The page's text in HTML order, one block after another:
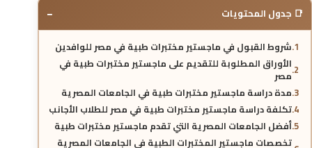
📑 جدول المحتويات −
شروط القبول في ماجستير مختبرات طبية في مصر للوافدين
الأوراق المطلوبة للتقديم على ماجستير مختبرات طبية في
مصر
مدة دراسة ماجستير مختبرات طبية في الجامعات المصرية
تكلفة دراسة ماجستير مختبرات طبية في مصر للطلاب الأجانب
أفضل الجامعات المصرية التي تقدم ماجستير مختبرات طبية
تخصصات ماجستير المختبرات الطبية في الجامعات المصرية